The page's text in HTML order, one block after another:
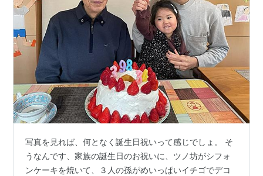
写真を見れば、何となく誕生日祝いって感じでしょ。 そ
うなんです、家族の誕生日のお祝いに、ツノ坊がシフォ
ンケーキを焼いて、３人の孫がめいっぱいイチゴでデコ